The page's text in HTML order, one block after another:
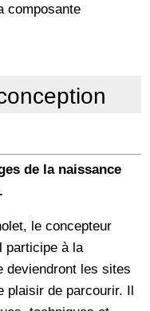
composante
de la naissance
le concepteur
participe à la
deviendront les sites
plaisir de parcourir. Il